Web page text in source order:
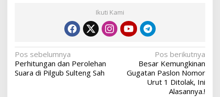
Ikuti Kami
Navigasi
pos
Pos sebelumnya
Perhitungan dan Perolehan
Suara di Pilgub Sulteng Sah
Pos berikutnya
Besar Kemungkinan
Gugatan Paslon Nomor
Urut 1 Ditolak, Ini
Alasannya.!